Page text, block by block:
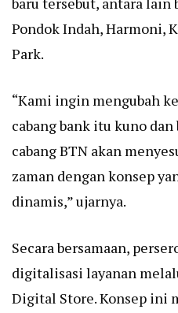
Pondok Indah, Harmoni,
Park.
“Kami ingin mengubah
cabang bank itu kuno
cabang BTN akan
zaman dengan konsep
dinamis,” ujarnya.
Secara bersamaan,
digitalisasi layanan
Digital Store. Konsep ini